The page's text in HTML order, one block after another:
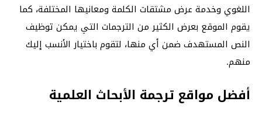
اللغوي وخدمة عرض مشتقات الكلمة ومعانيها المختلفة، كما
يقوم الموقع بعرض الكثير من الترجمات التي يمكن توظيف
النص المستهدف ضمن أي منها، لتقوم باختيار الأنسب إليك
منهم.
أفضل مواقع ترجمة الأبحاث العلمية